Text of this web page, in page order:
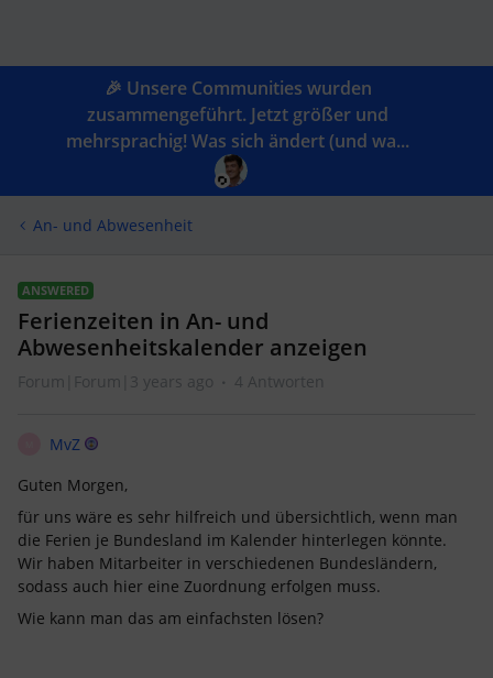
🎉 Unsere Communities wurden
zusammengeführt. Jetzt größer und
mehrsprachig! Was sich ändert (und wa...
An- und Abwesenheit
ANSWERED
Ferienzeiten in An- und
Abwesenheitskalender anzeigen
Forum|Forum|3 years ago 4 Antworten
MvZ
Guten Morgen,
für uns wäre es sehr hilfreich und übersichtlich, wenn man
die Ferien je Bundesland im Kalender hinterlegen könnte.
Wir haben Mitarbeiter in verschiedenen Bundesländern,
sodass auch hier eine Zuordnung erfolgen muss.
Wie kann man das am einfachsten lösen?